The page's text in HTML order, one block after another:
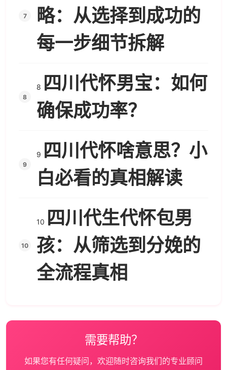
略：从选择到成功的
每一步细节拆解
8
四川代怀男宝：如何
确保成功率？
9
四川代怀啥意思？小
白必看的真相解读
10
四川代生代怀包男
孩：从筛选到分娩的
全流程真相
需要帮助？
如果您有任何疑问，欢迎随时咨询我们的专业顾问